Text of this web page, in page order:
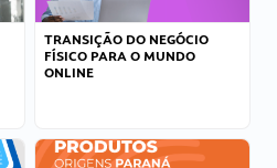
TRANSIÇÃO DO NEGÓCIO
FÍSICO PARA O MUNDO
ONLINE